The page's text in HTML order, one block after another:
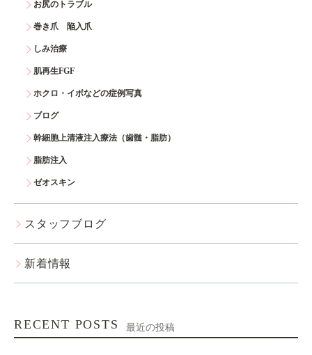
お尻のトラブル
巻き爪 陥入爪
しみ治療
肌再生FGF
ホクロ・イボなどの症例写真
ブログ
幹細胞上清液注入療法（歯髄・脂肪）
脂肪注入
ゼオスキン
スタッフブログ
新着情報
RECENT POSTS 最近の投稿